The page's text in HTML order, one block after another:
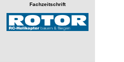
Fachzeitschrift